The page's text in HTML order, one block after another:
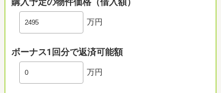
万円
ボーナス1回分で返済可能額
万円